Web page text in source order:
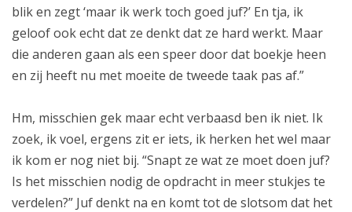
blik en zegt ‘maar ik werk toch goed juf?’ En tja, ik
geloof ook echt dat ze denkt dat ze hard werkt. Maar
die anderen gaan als een speer door dat boekje heen
en zij heeft nu met moeite de tweede taak pas af.”
Hm, misschien gek maar echt verbaasd ben ik niet. Ik
zoek, ik voel, ergens zit er iets, ik herken het wel maar
ik kom er nog niet bij. “Snapt ze wat ze moet doen juf?
Is het misschien nodig de opdracht in meer stukjes te
verdelen?” Juf denkt na en komt tot de slotsom dat het